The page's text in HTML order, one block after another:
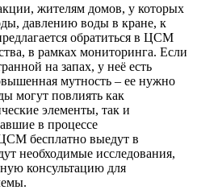
жителям домов, у которых
давлению воды в кране, к
обратиться в ЦСМ
в рамках мониторинга. Если
на запах, у неё есть
мутность – ее нужно
могут повлиять как
элементы, так и
в процессе
бесплатно выедут в
необходимые исследования,
консультацию для